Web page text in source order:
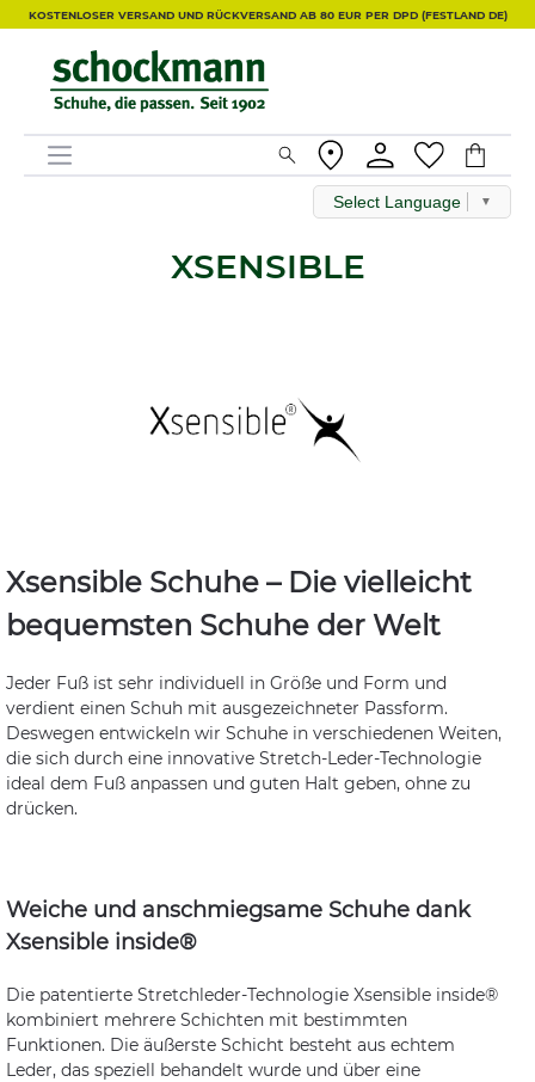
KOSTENLOSER VERSAND UND RÜCKVERSAND AB 80 EUR PER DPD (FESTLAND DE)
Select Language ▼
XSENSIBLE
Xsensible Schuhe – Die vielleicht
bequemsten Schuhe der Welt
Jeder Fuß ist sehr individuell in Größe und Form und
verdient einen Schuh mit ausgezeichneter Passform.
Deswegen entwickeln wir Schuhe in verschiedenen Weiten,
die sich durch eine innovative Stretch-Leder-Technologie
ideal dem Fuß anpassen und guten Halt geben, ohne zu
drücken.
Weiche und anschmiegsame Schuhe dank
Xsensible inside®
Die patentierte Stretchleder-Technologie Xsensible inside®
kombiniert mehrere Schichten mit bestimmten
Funktionen. Die äußerste Schicht besteht aus echtem
Leder, das speziell behandelt wurde und über eine